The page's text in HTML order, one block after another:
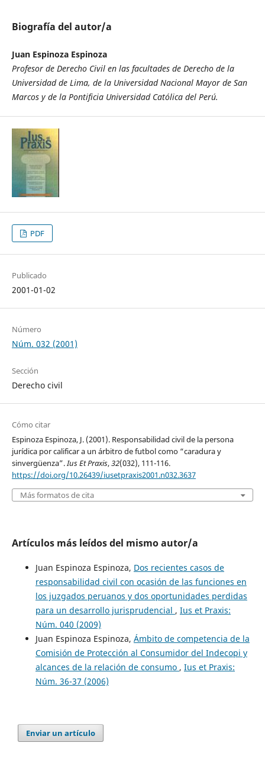
Biografía del autor/a
Juan Espinoza Espinoza
Profesor de Derecho Civil en las facultades de Derecho de la
Universidad de Lima, de la Universidad Nacional Mayor de San
Marcos y de la Pontificia Universidad Católica del Perú.
PDF
Publicado
2001-01-02
Número
Núm. 032 (2001)
Sección
Derecho civil
Cómo citar
Espinoza Espinoza, J. (2001). Responsabilidad civil de la persona
jurídica por calificar a un árbitro de futbol como “caradura y
sinvergüenza”.Ius Et Praxis,32(032), 111-116.
https://doi.org/10.26439/iusetpraxis2001.n032.3637
Más formatos de cita
Artículos más leídos del mismo autor/a
Juan Espinoza Espinoza, Dos recientes casos de
responsabilidad civil con ocasión de las funciones en
los juzgados peruanos y dos oportunidades perdidas
para un desarrollo jurisprudencial , Ius et Praxis:
Núm. 040 (2009)
Juan Espinoza Espinoza, Ámbito de competencia de la
Comisión de Protección al Consumidor del Indecopi y
alcances de la relación de consumo , Ius et Praxis:
Núm. 36-37 (2006)
Enviar un artículo